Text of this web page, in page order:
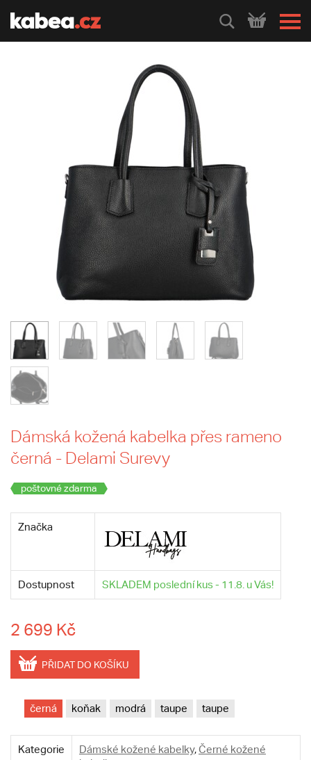
HLEDEJ
Dámská kožená kabelka přes rameno
černá - Delami Surevy
poštovné zdarma
Značka
Dostupnost SKLADEM poslední kus - 11.8. u Vás!
2 699 Kč
PŘIDAT DO KOŠÍKU
černá koňak modrá taupe taupe
Kategorie Dámské kožené kabelky,Černé kožené